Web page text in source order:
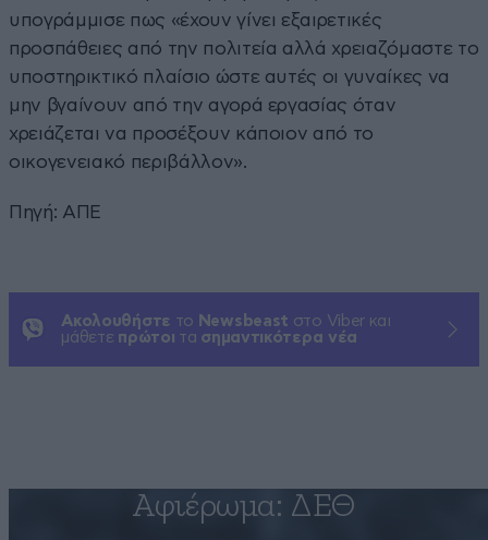
υπογράμμισε πως «έχουν γίνει εξαιρετικές
προσπάθειες από την πολιτεία αλλά χρειαζόμαστε το
υποστηρικτικό πλαίσιο ώστε αυτές οι γυναίκες να
μην βγαίνουν από την αγορά εργασίας όταν
χρειάζεται να προσέξουν κάποιον από το
οικογενειακό περιβάλλον».
Πηγή: ΑΠΕ
Ακολουθήστε το Newsbeast στο Viber και
μάθετε πρώτοι τα σημαντικότερα νέα
Αφιέρωμα: ΔΕΘ